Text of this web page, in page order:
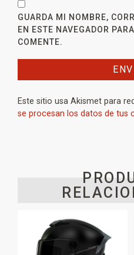
GUARDA MI NOMBRE,
EN ESTE NAVEGADOR
COMENTE.
Este sitio usa Akismet para
se procesan los datos de tus